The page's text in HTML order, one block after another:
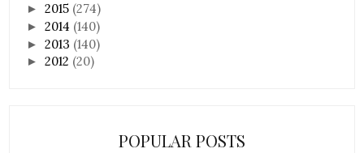
►2015 (274)
►2014 (140)
►2013 (140)
►2012 (20)
POPULAR POSTS